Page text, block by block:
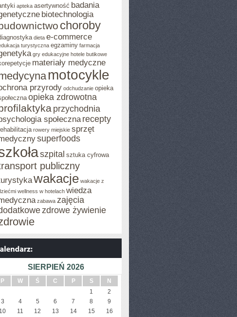
apteka asertywność badania
biotechnologia
choroby
dieta e-commerce
turystyczna egzaminy farmacja
gry edukacyjne hotele butikowe
materiały medyczne
motocykle
przyrody odchudzanie opieka
opieka zdrowotna
przychodnia
społeczna recepty
rowery miejskie sprzęt
superfoods
szpital sztuka cyfrowa
publiczny
wakacje wakacje z
wellness w hotelach wiedza
zabawa zajęcia
zdrowe żywienie
SIERPIEŃ 2026
P W Ś C P S
N
1
2
3
4 5 6 7 8
9
10
11 12 13 14 15
16